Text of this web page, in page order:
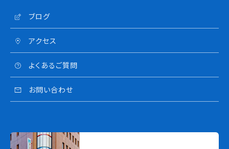
ブログ
アクセス
よくあるご質問
お問い合わせ